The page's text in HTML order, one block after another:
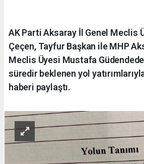
AK Parti Aksaray İl Genel Meclis
Çeçen, Tayfur Başkan ile MHP
Meclis Üyesi Mustafa
süredir beklenen yol
haberi paylaştı.